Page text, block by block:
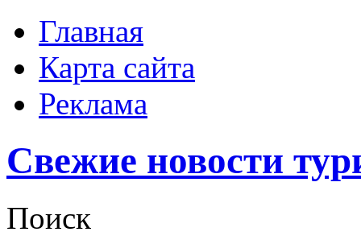
Главная
Карта сайта
Реклама
Свежие новости
Поиск